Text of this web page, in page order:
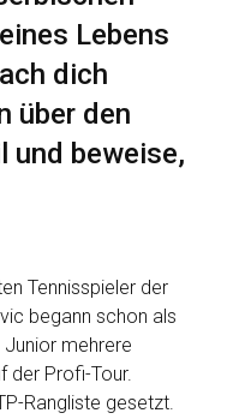
Lebens
dich
über den
und beweise,
Tennisspieler der
begann schon als
mehrere
der Profi-Tour.
Rangliste gesetzt.